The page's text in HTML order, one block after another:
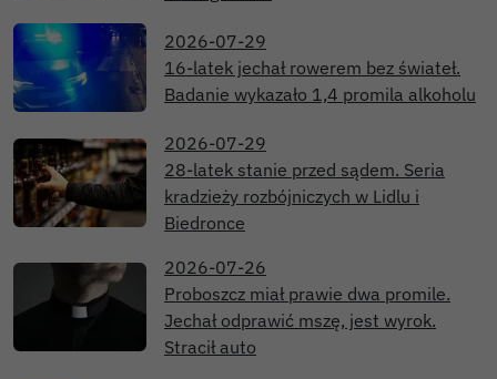
2026-07-29
16-latek jechał rowerem bez świateł.
Badanie wykazało 1,4 promila alkoholu
2026-07-29
28-latek stanie przed sądem. Seria
kradzieży rozbójniczych w Lidlu i
Biedronce
2026-07-26
Proboszcz miał prawie dwa promile.
Jechał odprawić mszę, jest wyrok.
Stracił auto